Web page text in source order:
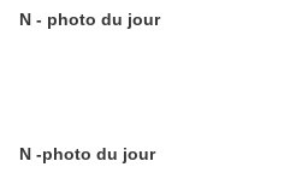
N - photo du jour
N -photo du jour